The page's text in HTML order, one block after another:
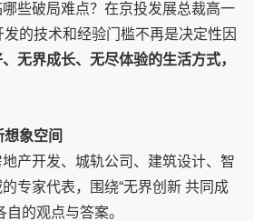
些破局难点？在京投发展总裁高一
的技术和经验门槛不再是决定性因
无界成长、无尽体验的生活方式，
想象空间
产开发、城轨公司、建筑设计、智
专家代表，围绕“无界创新 共同成
的观点与答案。